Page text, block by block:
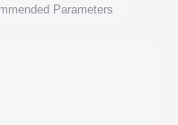
Parameters